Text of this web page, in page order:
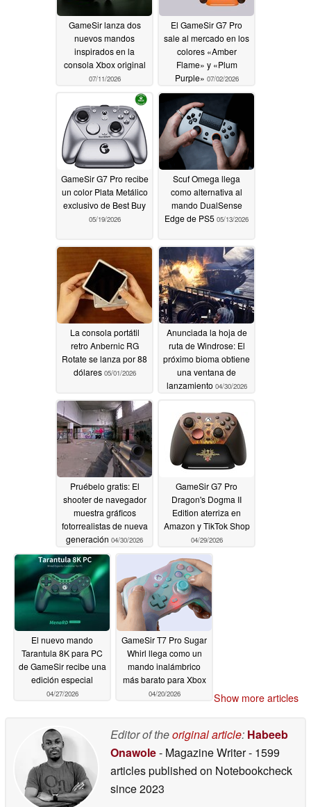
GameSir lanza dos
nuevos mandos
inspirados en la
consola Xbox original
07/11/2026
El GameSir G7 Pro
sale al mercado en los
colores «Amber
Flame» y «Plum
Purple» 07/02/2026
GameSir G7 Pro recibe
un color Plata Metálico
exclusivo de Best Buy
05/19/2026
Scuf Omega llega
como alternativa al
mando DualSense
Edge de PS5 05/13/2026
La consola portátil
retro Anbernic RG
Rotate se lanza por 88
dólares 05/01/2026
Anunciada la hoja de
ruta de Windrose: El
próximo bioma obtiene
una ventana de
lanzamiento 04/30/2026
Pruébelo gratis: El
shooter de navegador
muestra gráficos
fotorrealistas de nueva
generación 04/30/2026
GameSir G7 Pro
Dragon's Dogma II
Edition aterriza en
Amazon y TikTok Shop
04/29/2026
El nuevo mando
Tarantula 8K para PC
de GameSir recibe una
edición especial
04/27/2026
GameSir T7 Pro Sugar
Whirl llega como un
mando inalámbrico
más barato para Xbox
04/20/2026 Show more articles
Editor of theoriginal article: Habeeb
Onawole- Magazine Writer- 1599
articles published on Notebookcheck
since 2023